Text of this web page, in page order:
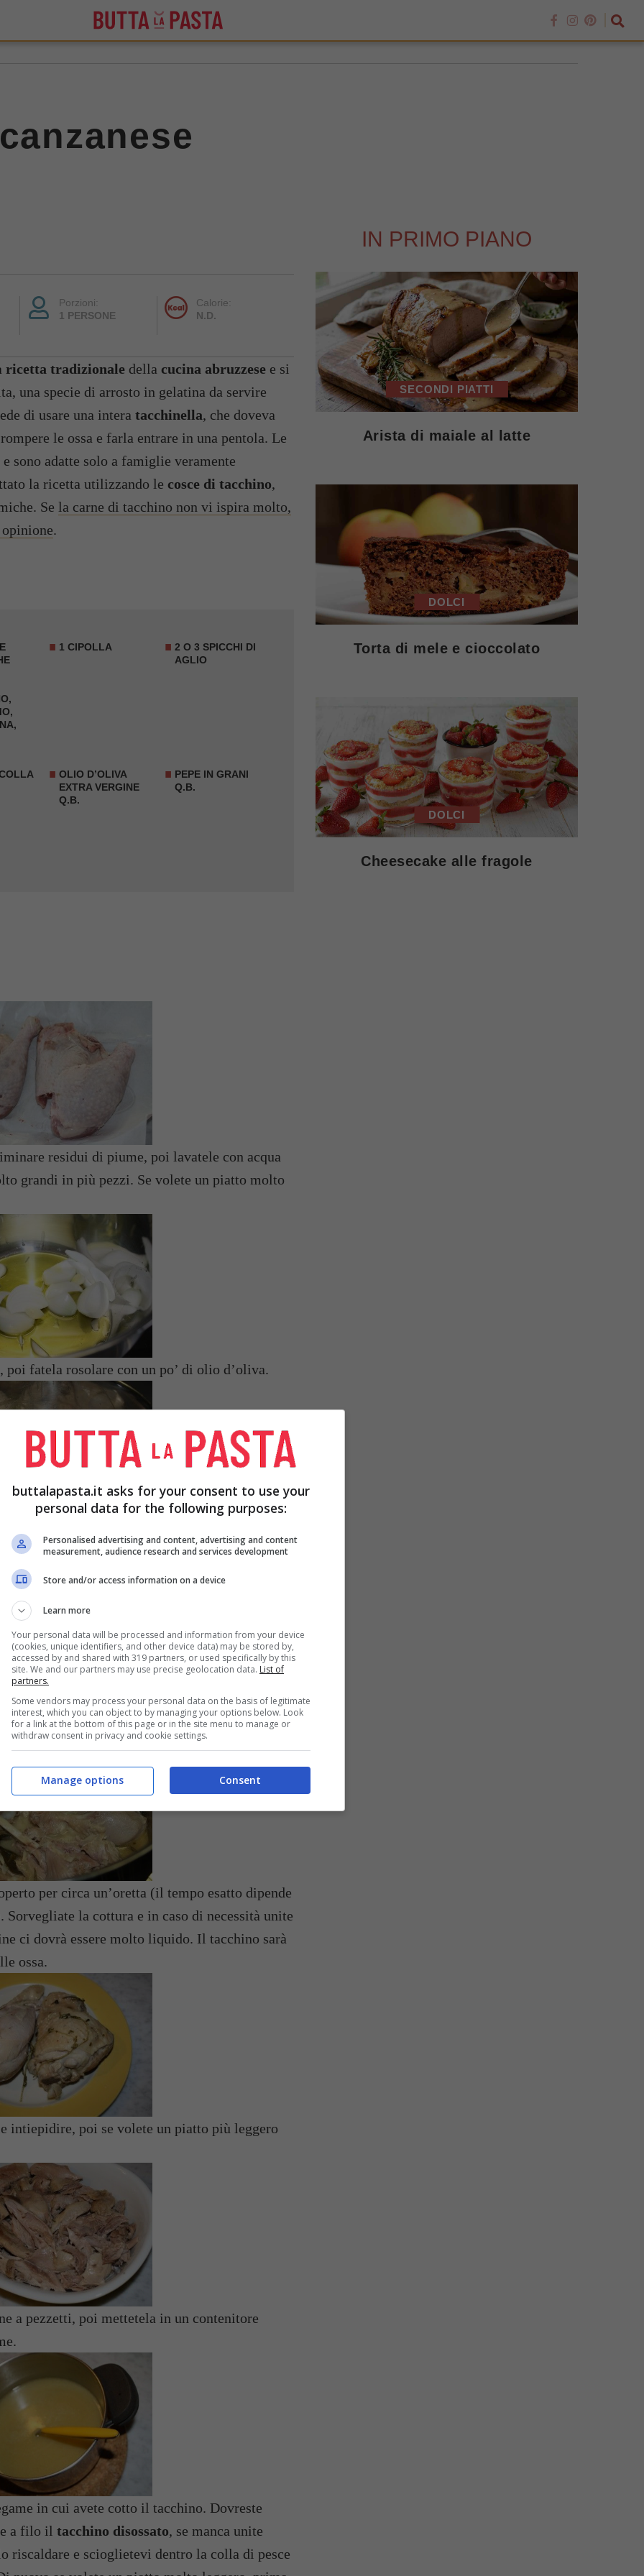
Porzioni:
1 PERSONE
Calorie:
N.D.
ricetta tradizionale della cucina abruzzese e si
una specie di arrosto in gelatina da servire
di usare una intera tacchinella, che doveva
le ossa e farla entrare in una pentola. Le
sono adatte solo a famiglie veramente
la ricetta utilizzando le cosce di tacchino,
Se la carne di tacchino non vi ispira molto,
.
1 CIPOLLA
2 O 3 SPICCHI DI
AGLIO
OLIO D’OLIVA
EXTRA VERGINE
Q.B.
PEPE IN GRANI
Q.B.
residui di piume, poi lavatele con acqua
grandi in più pezzi. Se volete un piatto molto
fatela rosolare con un po’ di olio d’oliva.
rosolare da tutte le parti a fuoco vivo.
in grani e un po’ di sale.Bagnate con il
vivo.
per circa un’oretta (il tempo esatto dipende
la cottura e in caso di necessità unite
ci dovrà essere molto liquido. Il tacchino sarà
ossa.
intiepidire, poi se volete un piatto più leggero
a pezzetti, poi mettetela in un contenitore
in cui avete cotto il tacchino. Dovreste
a filo il tacchino disossato, se manca unite
riscaldare e scioglietevi dentro la colla di pesce
IN PRIMO PIANO
SECONDI PIATTI
Arista di maiale al latte
DOLCI
Torta di mele e cioccolato
DOLCI
Cheesecake alle fragole
buttalapasta.it asks for your consent to use your
personal data for the following purposes:
Personalised advertising and content, advertising and content
measurement, audience research and services development
Store and/or access information on a device
Learn more
Your personal data will be processed and information from your device
(cookies, unique identifiers, and other device data) may be stored by,
accessed by and shared with 319 partners, or used specifically by this
site. We and our partners may use precise geolocation data. List of
partners.
Some vendors may process your personal data on the basis of legitimate
interest, which you can object to by managing your options below. Look
for a link at the bottom of this page or in the site menu to manage or
withdraw consent in privacy and cookie settings.
Consent
Manage options